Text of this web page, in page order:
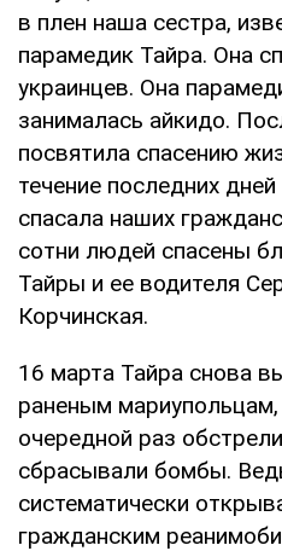
в плен наша сестра,
парамедик Тайра. Она
украинцев. Она
занималась айкидо.
посвятила спасению
течение последних
спасала наших
сотни людей спасены
Тайры и ее водителя
Корчинская.
16 марта Тайра снова
раненым
очередной раз
сбрасывали бомбы.
систематически
гражданским